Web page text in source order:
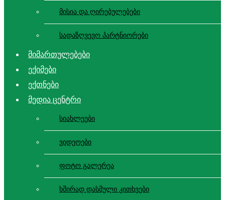
მისია და ღირებულებები
სადაზღვევო პარტნიორები
მიმართულებები
ექიმები
ექთნები
მედია ცენტრი
სიახლეები
ვიდეოები
ფოტო გალერეა
ხშირად დასმული კითხვები